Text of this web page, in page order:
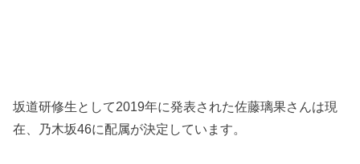
坂道研修生として2019年に発表された佐藤璃果さんは現
在、乃木坂46に配属が決定しています。